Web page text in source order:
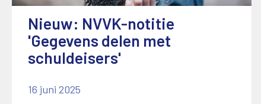
Nieuw: NVVK-notitie
'Gegevens delen met
schuldeisers'
16 juni 2025